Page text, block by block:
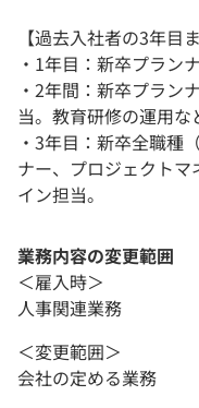
【過去入社者の3年目
・1年目：新卒プラン
・2年間：新卒プラン
当。教育研修の運用な
・3年目：新卒全職種
ナー、プロジェクト
イン担当。
業務内容の変更範囲
＜雇入時＞
人事関連業務
＜変更範囲＞
会社の定める業務